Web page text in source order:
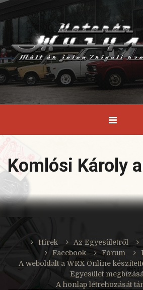
Komlósi Károly
Hírek Az Egyesületről
Facebook
Fórum
A weboldalt a WRX Online
Egyesület
A honlap létrehozását